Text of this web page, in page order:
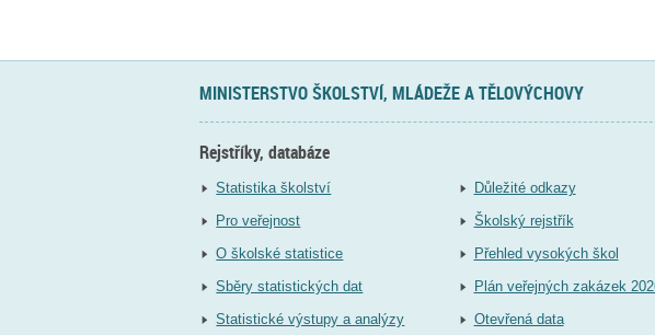
MINISTERSTVO ŠKOLSTVÍ, MLÁDEŽE A TĚLOVÝCHOVY
Rejstříky, databáze
Statistika školství
Pro veřejnost
O školské statistice
Sběry statistických dat
Statistické výstupy a analýzy
Důležité odkazy
Školský rejstřík
Přehled vysokých škol
Plán veřejných zakázek
Otevřená data